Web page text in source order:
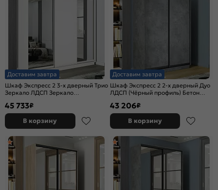
Доставим завтра
Шкаф Экспресс 2 3-х дверный Трио
Зеркало ЛДСП Зеркало
1800x2200x600
45 733₽
В корзину
Доставим завтра
Шкаф Экспресс 2 2-х дверный Дуо
ЛДСП (Чёрный профиль) Бетон
43 206₽
В корзину